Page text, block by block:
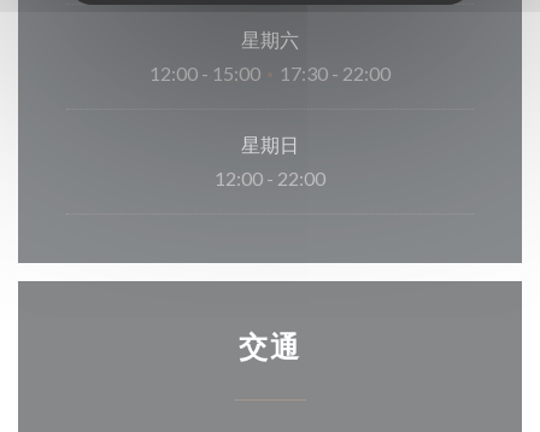
星期六
12:00 - 15:00
17:30 - 22:00
星期日
12:00 - 22:00
交通